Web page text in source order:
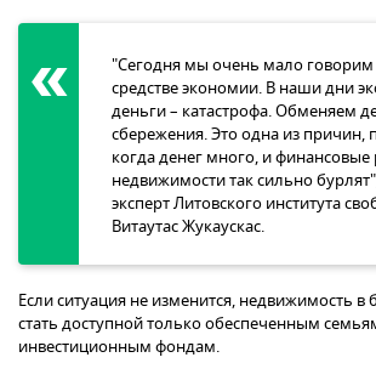
"Сегодня мы очень мало говорим
средстве экономии. В наши дни
деньги – катастрофа. Обменяем
сбережения. Это одна из причин,
когда денег много, и
недвижимости так сильно
эксперт Литовского института
Витаутас Жукаускас.
Если ситуация не изменится, недвижимость
стать доступной только обеспеченным
инвестиционным фондам.